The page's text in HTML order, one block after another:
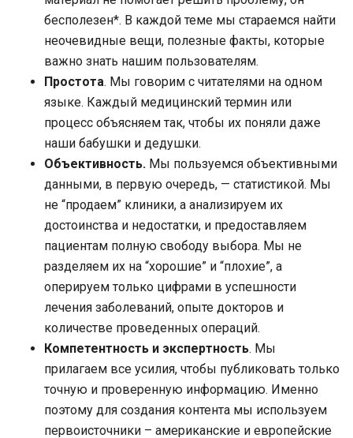
бесполезен*. В каждой теме мы стараемся найти
неочевидные вещи, полезные факты, которые
важно знать нашим пользователям.
Простота. Мы говорим с читателями на одном
языке. Каждый медицинский термин или
процесс объясняем так, чтобы их поняли даже
наши бабушки и дедушки.
Объективность. Мы пользуемся объективными
данными, в первую очередь, — статистикой. Мы
не “продаем” клиники, а анализируем их
достоинства и недостатки, и предоставляем
пациентам полную свободу выбора. Мы не
разделяем их на “хорошие” и “плохие”, а
оперируем только цифрами в успешности
лечения заболеваний, опыте докторов и
количестве проведенных операций.
Компетентность и экспертность. Мы
прилагаем все усилия, чтобы публиковать только
точную и проверенную информацию. Именно
поэтому для создания контента мы используем
первоисточники – американские и европейские